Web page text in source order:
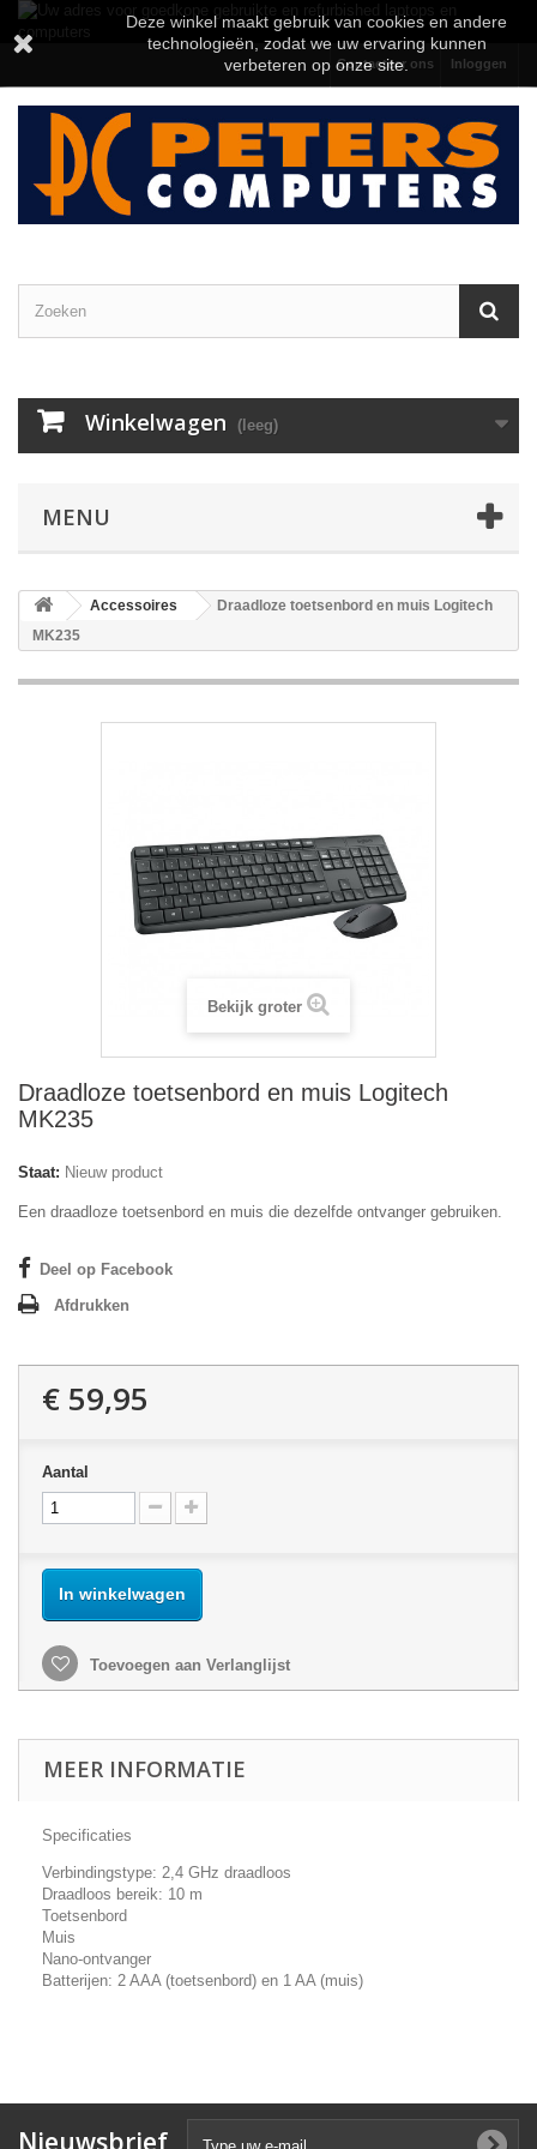
Inloggen
Contacteer ons
Winkelwagen (leeg)
MENU
Accessoires
Draadloze toetsenbord en muis Logitech
MK235
Bekijk groter
Draadloze toetsenbord en muis Logitech
MK235
Staat: Nieuw product
Een draadloze toetsenbord en muis die dezelfde ontvanger gebruiken.
Deel op Facebook
Afdrukken
€ 59,95
Aantal
In winkelwagen
Toevoegen aan Verlanglijst
MEER INFORMATIE
Specificaties
Verbindingstype: 2,4 GHz draadloos
Draadloos bereik: 10 m
Toetsenbord
Muis
Nano-ontvanger
Batterijen: 2 AAA (toetsenbord) en 1 AA (muis)
Nieuwsbrief
Deze winkel maakt gebruik van cookies en andere
technologieën, zodat we uw ervaring kunnen
verbeteren op onze site.